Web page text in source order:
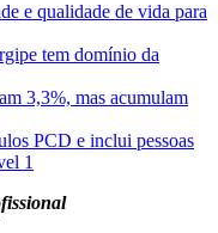
e qualidade de vida para
tem domínio da
3,3%, mas acumulam
PCD e inclui pessoas
1